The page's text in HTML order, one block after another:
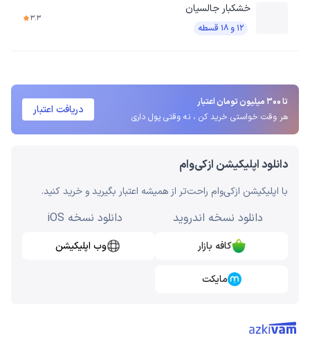
خشکبار جالسیان
۱۲ و ۱۸ قسطه
3.3
تا 300 میلیون تومان اعتبار
هر وقت خواستی خرید کن ، نه وقتی پول داری
دریافت اعتبار
دانلود اپلیکیشن ازکی‌وام
با اپلیکیشن ازکی‌وام راحت‌تر از همیشه اعتبار بگیرید و خرید کنید.
دانلود نسخه اندروید دانلود نسخه iOS
کافه بازار
مایکت
وب اپلیکیشن